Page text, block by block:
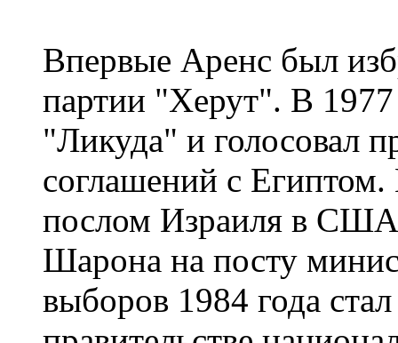
Впервые Аренс был
партии "Херут". В 1977
"Ликуда" и голосовал
соглашений с
послом Израиля в
Шарона на посту
выборов 1984 года